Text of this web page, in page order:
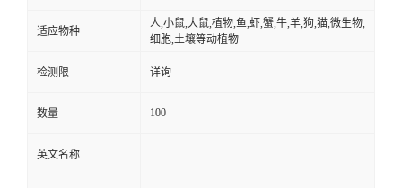
适应物种
人,小鼠,大鼠,植物,鱼,虾,蟹,牛,羊,狗,猫,微生物,
细胞,土壤等动植物
检测限 详询
数量 100
英文名称